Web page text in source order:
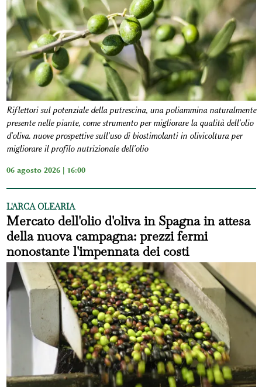
Riflettori sul potenziale della putrescina, una poliammina naturalmente
presente nelle piante, come strumento per migliorare la qualità dell'olio
d'oliva. nuove prospettive sull'uso di biostimolanti in olivicoltura per
migliorare il profilo nutrizionale dell'olio
06 agosto 2026 | 16:00
L'ARCA OLEARIA
Mercato dell'olio d'oliva in Spagna in attesa
della nuova campagna: prezzi fermi
nonostante l'impennata dei costi